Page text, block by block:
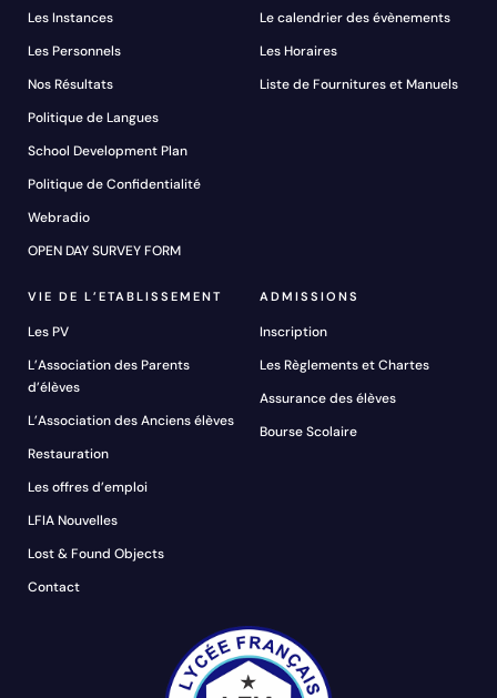
Les Instances
Les Personnels
Nos Résultats
Politique de Langues
School Development Plan
Politique de Confidentialité
Webradio
OPEN DAY SURVEY FORM
Le calendrier des évènements
Les Horaires
Liste de Fournitures et Manuels
ADMISSIONS
Inscription
Les Règlements et Chartes
Assurance des élèves
Bourse Scolaire
VIE DE L’ETABLISSEMENT
Les PV
L’Association des Parents
d’élèves
L’Association des Anciens élèves
Restauration
Les offres d’emploi
LFIA Nouvelles
Lost & Found Objects
Contact